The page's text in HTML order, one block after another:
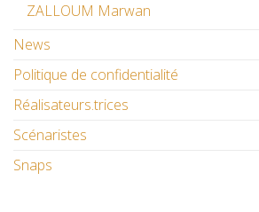
ZALLOUM Marwan
News
Politique de confidentialité
Réalisateurs.trices
Scénaristes
Snaps